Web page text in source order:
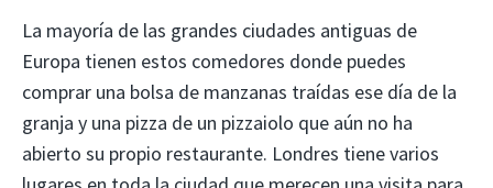
La mayoría de las grandes ciudades antiguas de
Europa tienen estos comedores donde puedes
comprar una bolsa de manzanas traídas ese día de la
granja y una pizza de un pizzaiolo que aún no ha
abierto su propio restaurante. Londres tiene varios